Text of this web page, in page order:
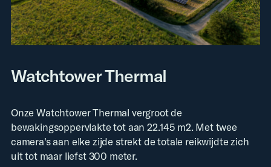
Watchtower Thermal
Onze Watchtower Thermal vergroot de
bewakingsoppervlakte tot aan 22.145 m2. Met twee
camera's aan elke zijde strekt de totale reikwijdte zich
uit tot maar liefst 300 meter.